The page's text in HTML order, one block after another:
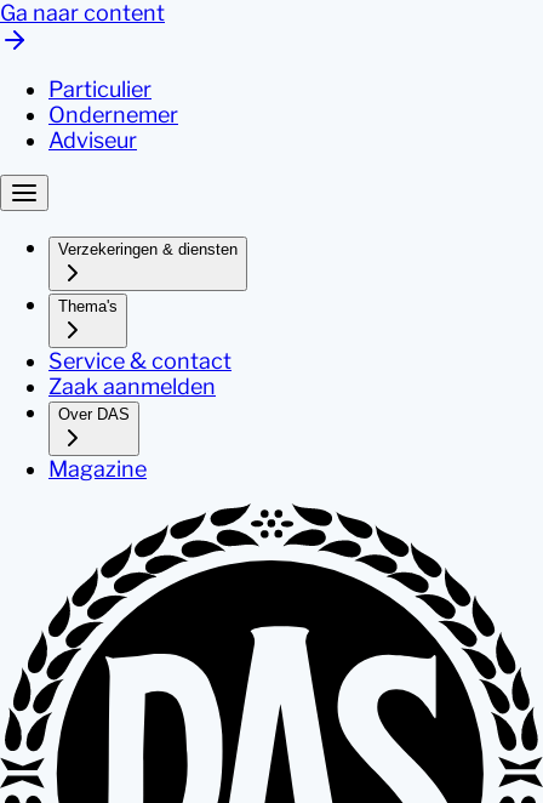
Ga naar content
Particulier
Ondernemer
Adviseur
Verzekeringen & diensten
Thema's
Service & contact
Zaak aanmelden
Over DAS
Magazine